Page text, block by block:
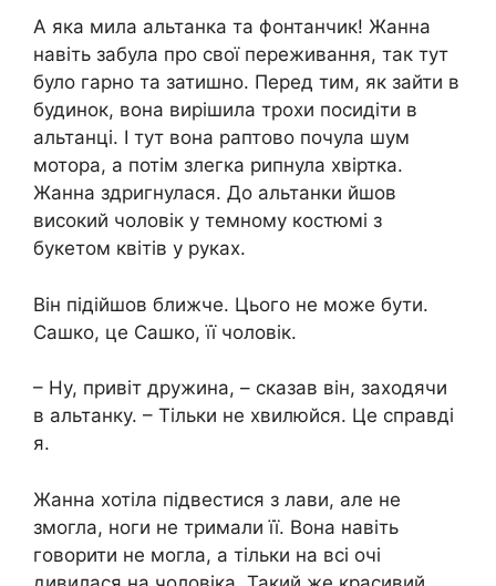
А яка мила альтанка та фонтанчик! Жанна
навіть забула про свої переживання, так тут
було гарно та затишно. Перед тим, як зайти в
будинок, вона вирішила трохи посидіти в
альтанці. І тут вона раптово почула шум
мотора, а потім злегка рипнула хвіртка.
Жанна здригнулася. До альтанки йшов
високий чоловік у темному костюмі з
букетом квітів у руках.
Він підійшов ближче. Цього не може бути.
Сашко, це Сашко, її чоловік.
– Ну, привіт дружина, – сказав він, заходячи
в альтанку. – Тільки не хвилюйся. Це справді
я.
Жанна хотіла підвестися з лави, але не
змогла, ноги не тримали її. Вона навіть
говорити не могла, а тільки на всі очі